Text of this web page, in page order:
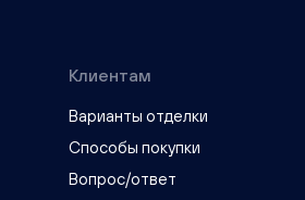
Клиентам
Варианты отделки
Способы покупки
Вопрос/ответ